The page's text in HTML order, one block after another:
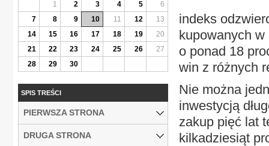
indeks
kupowanych
o ponad 18
win z różnych
Nie można
inwestycją
zakup pięć lat
kilkadziesiąt
1
2 3 4 5
6
7
8 9 10 11 12
13
14
15 16 17 18 19
20
21
22 23 24 25 26
27
28
29 30
SPIS TREŚCI
PIERWSZA STRONA
DRUGA STRONA